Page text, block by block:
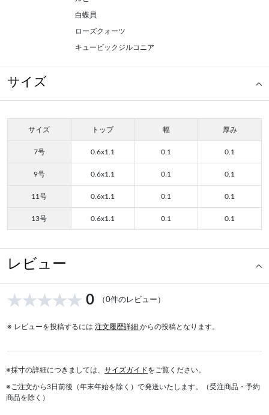
白蝶貝
ローズクォーツ
キュービックジルコニア
サイズ
サイズ トップ 幅 厚み
7号 0.6x1.1 0.1 0.1
9号 0.6x1.1 0.1 0.1
11号 0.6x1.1 0.1 0.1
13号 0.6x1.1 0.1 0.1
レビュー
0 （0件のレビュー）
※ レビューを投稿するには 注文履歴詳細 からの投稿となります。
※採寸の詳細につきましては、 サイズガイドをご覧ください。
※ご注文から3日前後（年末年始を除く）で発送いたします。（受注商品・予約
商品を除く）